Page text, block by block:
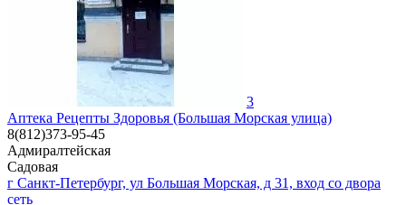
3
Аптека Рецепты Здоровья (Большая Морская улица)
8(812)373-95-45
Адмиралтейская
Садовая
г Санкт-Петербург, ул Большая Морская, д 31, вход со двора
сеть